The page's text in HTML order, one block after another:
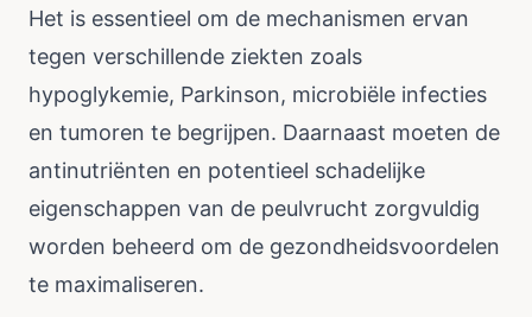
Het is essentieel om de mechanismen ervan
tegen verschillende ziekten zoals
hypoglykemie, Parkinson, microbiële infecties
en tumoren te begrijpen. Daarnaast moeten de
antinutriënten en potentieel schadelijke
eigenschappen van de peulvrucht zorgvuldig
worden beheerd om de gezondheidsvoordelen
te maximaliseren.